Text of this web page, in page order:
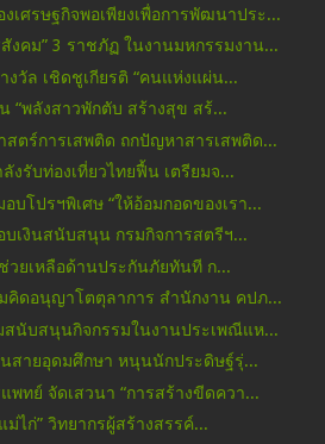
ศรษฐกิจพอเพียงเพื่อการพัฒนาประ...
งคม” 3 ราชภัฏ ในงานมหกรรมงาน...
วัล เชิดชูเกียรติ “คนแห่งแผ่น...
“พลังสาวพักตับ สร้างสุข สร้...
สตร์การเสพติด ถกปัญหาสารเสพติด...
งรับท่องเที่ยวไทยฟื้น เตรียมจ...
อบโปรฯพิเศษ “ให้อ้อมกอดของเรา...
บเงินสนับสนุน กรมกิจการสตรีฯ...
วยเหลือด้านประกันภัยทันที ก...
คิดอนุญาโตตุลาการ สำนักงาน คปภ...
สนับสนุนกิจกรรมในงานประเพณีแห...
สายอุดมศึกษา หนุนนักประดิษฐ์รุ่...
พทย์ จัดเสวนา “การสร้างขีดควา...
ไก่” วิทยากรผู้สร้างสรรค์...